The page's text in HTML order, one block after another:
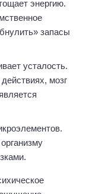
энергию.
запасы
усталость.
мозг